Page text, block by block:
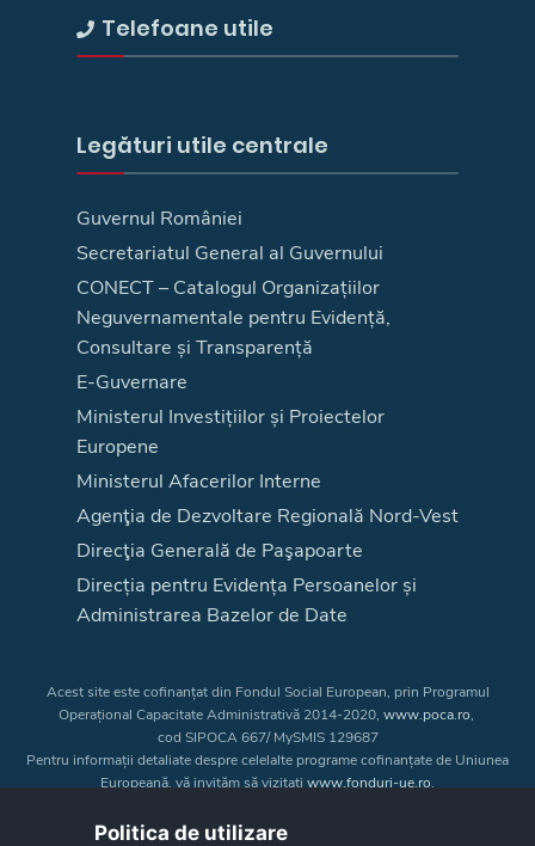
Telefoane utile
Legături utile centrale
Guvernul României
Secretariatul General al Guvernului
CONECT – Catalogul Organizațiilor
Neguvernamentale pentru Evidență,
Consultare și Transparență
E-Guvernare
Ministerul Investițiilor și Proiectelor
Europene
Ministerul Afacerilor Interne
Agenţia de Dezvoltare Regională Nord-Vest
Direcţia Generală de Paşapoarte
Direcția pentru Evidența Persoanelor și
Administrarea Bazelor de Date
Acest site este cofinanțat din Fondul Social European, prin Programul
Operațional Capacitate Administrativă 2014-2020, www.poca.ro,
cod SIPOCA 667/ MySMIS 129687
Pentru informații detaliate despre celelalte programe cofinanțate de Uniunea
Europeană, vă invităm să vizitați www.fonduri-ue.ro.
a Uniunii Europene. Întreaga responsabilitate asupra
Politica de utilizare